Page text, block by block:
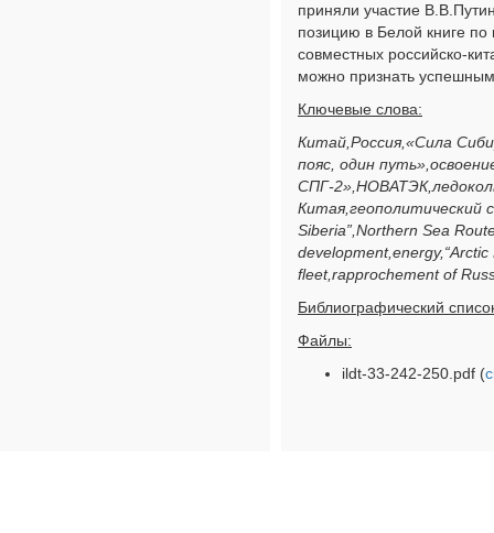
приняли участие
позицию в Белой книге по
совместных российско-
можно признать
Ключевые слова:
Китай,Россия,«Сила
пояс, один
СПГ-
Китая,геополитический
Siberia”,Northern Sea
fleet,rapprochement of
Библиографический
Файлы:
ildt-33-242-250.pdf (